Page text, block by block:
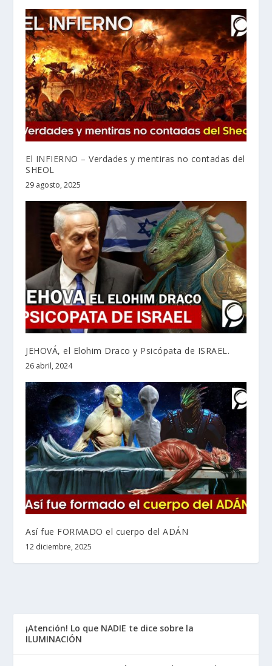
El INFIERNO – Verdades y mentiras no contadas del
SHEOL
29 agosto, 2025
JEHOVÁ, el Elohim Draco y Psicópata de ISRAEL.
26 abril, 2024
Así fue FORMADO el cuerpo del ADÁN
12 diciembre, 2025
¡Atención! Lo que NADIE te dice sobre la
ILUMINACIÓN